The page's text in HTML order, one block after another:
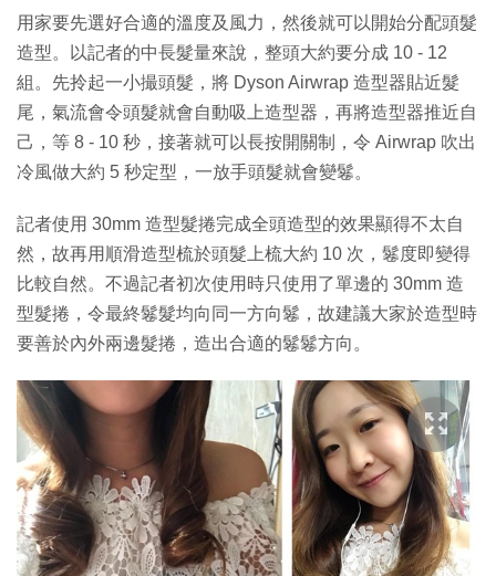
用家要先選好合適的溫度及風力，然後就可以開始分配頭髮
造型。以記者的中長髮量來說，整頭大約要分成 10 - 12
組。先拎起一小撮頭髮，將 Dyson Airwrap 造型器貼近髮
尾，氣流會令頭髮就會自動吸上造型器，再將造型器推近自
己，等 8 - 10 秒，接著就可以長按開關制，令 Airwrap 吹出
冷風做大約 5 秒定型，一放手頭髮就會變鬈。
記者使用 30mm 造型髮捲完成全頭造型的效果顯得不太自
然，故再用順滑造型梳於頭髮上梳大約 10 次，鬈度即變得
比較自然。不過記者初次使用時只使用了單邊的 30mm 造
型髮捲，令最終鬈髮均向同一方向鬈，故建議大家於造型時
要善於內外兩邊髮捲，造出合適的鬈鬈方向。